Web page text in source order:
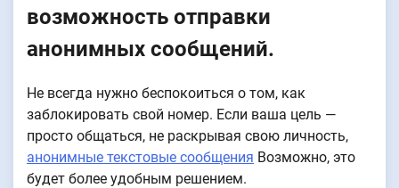
возможность отправки
анонимных сообщений.
Не всегда нужно беспокоиться о том, как
заблокировать свой номер. Если ваша цель —
просто общаться, не раскрывая свою личность,
анонимные текстовые сообщения Возможно, это
будет более удобным решением.